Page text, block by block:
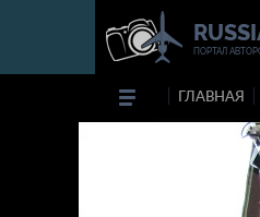
ПОРТАЛ
ГЛАВНАЯ